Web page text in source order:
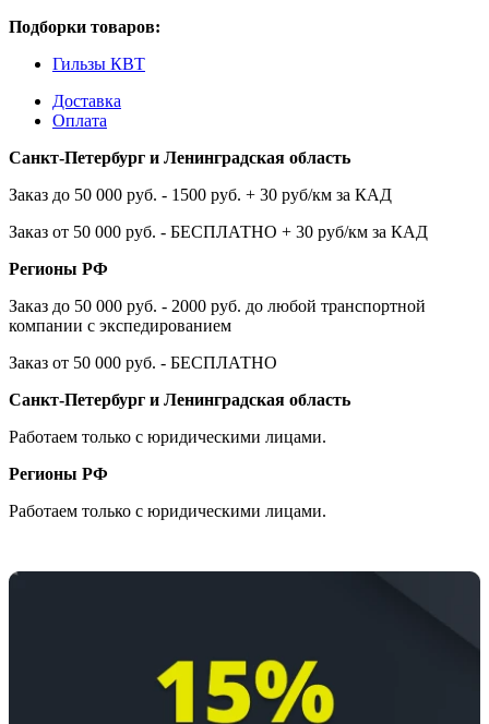
Подборки товаров:
Гильзы КВТ
Доставка
Оплата
Санкт-Петербург и Ленинградская область
Заказ до 50 000 руб. - 1500 руб. + 30 руб/км за КАД
Заказ от 50 000 руб. - БЕСПЛАТНО + 30 руб/км за КАД
Регионы РФ
Заказ до 50 000 руб. - 2000 руб. до любой транспортной
компании с экспедированием
Заказ от 50 000 руб. - БЕСПЛАТНО
Санкт-Петербург и Ленинградская область
Работаем только с юридическими лицами.
Регионы РФ
Работаем только с юридическими лицами.